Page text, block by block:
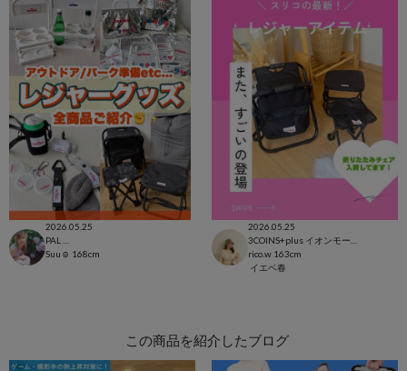
2026.05.25
Suu☺︎ 168cm
2026.05.25
rico.w 163cm
イエベ春
この商品を紹介したブログ